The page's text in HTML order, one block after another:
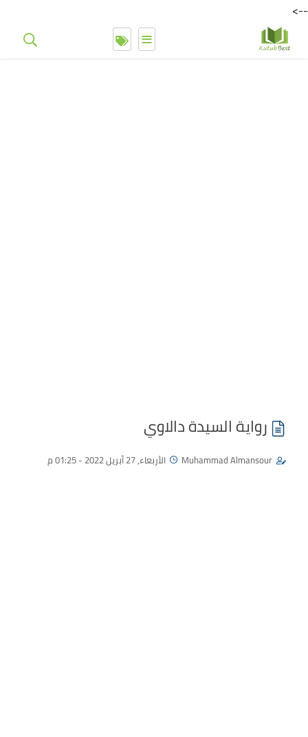
-->
≡
رواية السيدة دالاوي
Muhammad Almansour الأربعاء, 27 أبريل 2022 - 01:25 م